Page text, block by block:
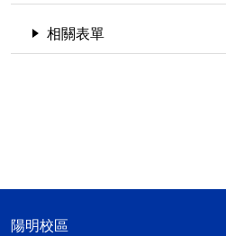
相關表單
陽明校區